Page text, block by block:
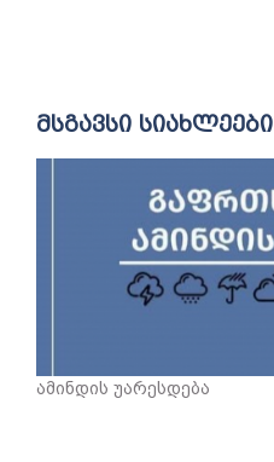
მსგავსი სიახლეები
ამინდის უარესდება